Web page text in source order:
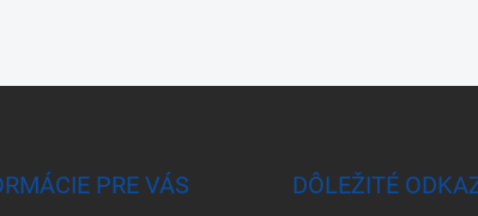
PRE VÁS DÔLEŽITÉ